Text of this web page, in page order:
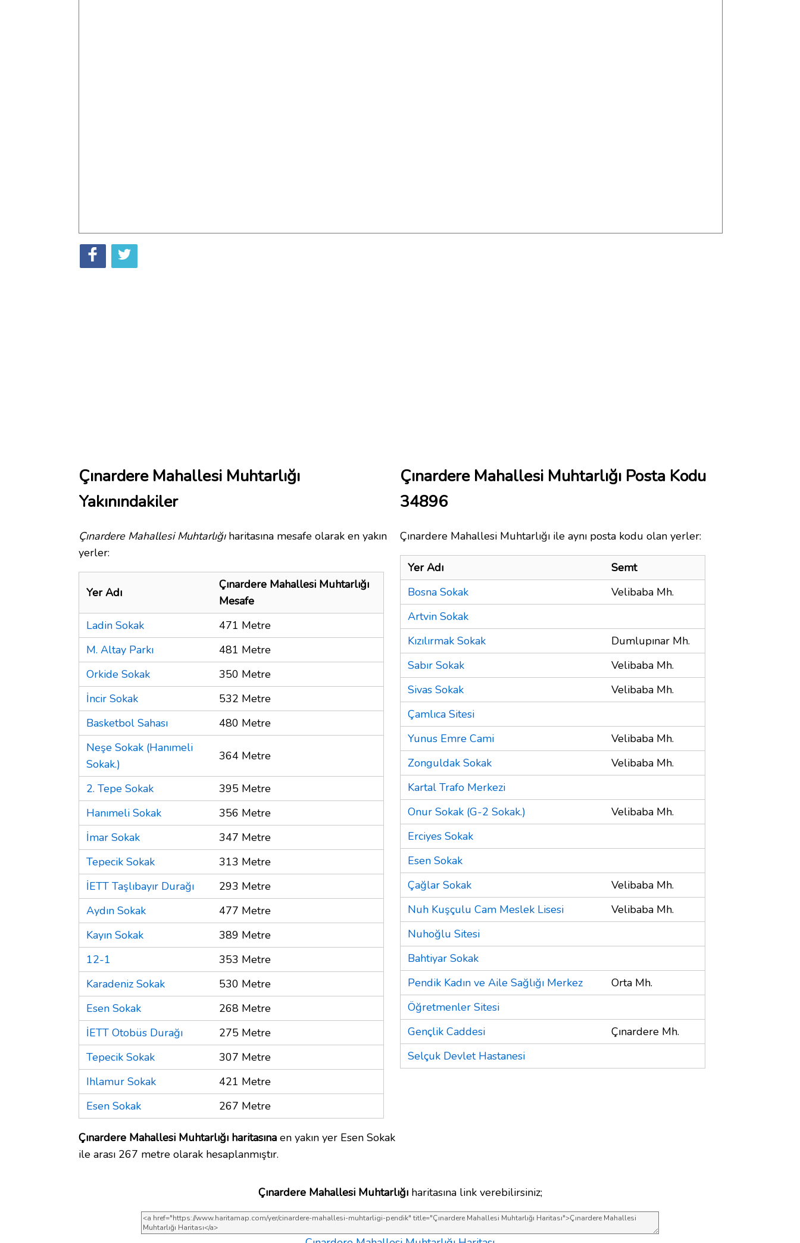
Çınardere Mahallesi Muhtarlığı
Yakınındakiler
Çınardere Mahallesi Muhtarlığıharitasına mesafe olarak en yakın
yerler:
Yer Adı
Çınardere Mahallesi Muhtarlığı
Mesafe
Ladin Sokak
471 Metre
M. Altay Parkı
481 Metre
Orkide Sokak
350 Metre
İncir Sokak
532 Metre
Basketbol Sahası
480 Metre
Neşe Sokak (Hanımeli
Sokak.)
364 Metre
2. Tepe Sokak
395 Metre
Hanımeli Sokak
356 Metre
İmar Sokak
347 Metre
Tepecik Sokak
313 Metre
İETT Taşlıbayır Durağı
293 Metre
Aydın Sokak
477 Metre
Kayın Sokak
389 Metre
12-1
353 Metre
Karadeniz Sokak
530 Metre
Esen Sokak
268 Metre
İETT Otobüs Durağı
275 Metre
Tepecik Sokak
307 Metre
Ihlamur Sokak
421 Metre
Esen Sokak
267 Metre
Çınardere Mahallesi Muhtarlığı haritasına en yakın yer Esen Sokak
ile arası 267 metre olarak hesaplanmıştır.
Çınardere Mahallesi Muhtarlığı Posta Kodu
34896
Çınardere Mahallesi Muhtarlığı ile aynı posta kodu olan yerler:
Yer Adı
Semt
Bosna Sokak
Velibaba Mh.
Artvin Sokak
Kızılırmak Sokak
Dumlupınar Mh.
Sabır Sokak
Velibaba Mh.
Sivas Sokak
Velibaba Mh.
Çamlıca Sitesi
Yunus Emre Cami
Velibaba Mh.
Zonguldak Sokak
Velibaba Mh.
Kartal Trafo Merkezi
Onur Sokak (G-2 Sokak.)
Velibaba Mh.
Erciyes Sokak
Esen Sokak
Çağlar Sokak
Velibaba Mh.
Nuh Kuşçulu Cam Meslek Lisesi
Velibaba Mh.
Nuhoğlu Sitesi
Bahtiyar Sokak
Pendik Kadın ve Aile Sağlığı Merkez
Orta Mh.
Öğretmenler Sitesi
Gençlik Caddesi
Çınardere Mh.
Selçuk Devlet Hastanesi
Çınardere Mahallesi Muhtarlığıharitasına link verebilirsiniz;